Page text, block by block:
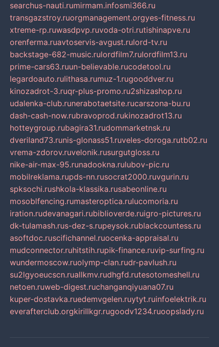
searchus-nauti.rumirmam.infosmi366.ru
transgazstroy.ruorgmanagement.orgyes-fitness.ru
xtreme-rp.ruwasdpvp.ruvoda-otri.rutishinapve.ru
orenferma.ruavtoservis-avgust.rulord-tv.ru
backstage-682-music.rulordfilm7.rulordfilm13.ru
prime-cars63.ruun-believable.rucodetool.ru
legardoauto.rulithasa.rumuz-1.rugooddver.ru
kinozadrot-3.ruqr-plus-promo.ru2shizashop.ru
udalenka-club.runerabotaetsite.rucarszona-bu.ru
dash-cash-now.rubravoprod.rukinozadrot13.ru
hotteygroup.rubagira31.rudommarketnsk.ru
dveriland73.runis-glonass51.ruveles-doroga.rutb02.ru
vrema-zdorov.ruvelonik.rusurgutgloss.ru
nike-air-max-95.runadookna.rulubov-pic.ru
mobilreklama.rupds-nn.rusocrat2000.ruvgurin.ru
spksochi.rushkola-klassika.rusabeonline.ru
mosoblfencing.rumasteroptica.rulucomoria.ru
iration.rudevanagari.rubiblioverde.ruigro-pictures.ru
dk-tulamash.rus-dez-s.rupeysok.rublackcountess.ru
asoftdoc.ruscifichannel.ruocenka-appraisal.ru
mudconnector.ruhitstih.rupik-finance.ruvip-surfing.ru
wundermoscow.ruolymp-clan.rudr-pavlush.ru
su2lgyoeucscn.ruallkmv.rudhgfd.rutesotomeshell.ru
netoen.ruweb-digest.ruchanganqiyuana07.ru
kuper-dostavka.ruedemvgelen.ruytyt.ruinfoelektrik.ru
everafterclub.orgkirillkgr.rugoodv1234.ruoopslady.ru